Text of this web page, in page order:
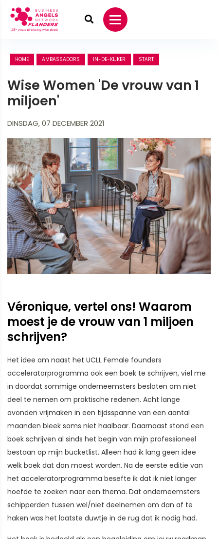
HOME AMBASSADORS IN-DE-KIJKER START
Wise Women 'De vrouw van 1
miljoen'
DINSDAG, 07 DECEMBER 2021
Véronique, vertel ons! Waarom
moest je de vrouw van 1 miljoen
schrijven?
Het idee om naast het UCLL Female founders
acceleratorprogramma ook een boek te schrijven, viel me
in doordat sommige onderneemsters besloten om niet
deel te nemen om praktische redenen. Acht lange
avonden vrijmaken in een tijdsspanne van een aantal
maanden bleek soms niet haalbaar. Daarnaast stond een
boek schrijven al sinds het begin van mijn professioneel
bestaan op mijn bucketlist. Alleen had ik lang geen idee
welk boek dat dan moest worden. Na de eerste editie van
het acceleratorprogramma besefte ik dat ik niet langer
hoefde te zoeken naar een thema. Dat onderneemsters
schipperden tussen wel/niet deelnemen om dan af te
haken was het laatste duwtje in de rug dat ik nodig had.